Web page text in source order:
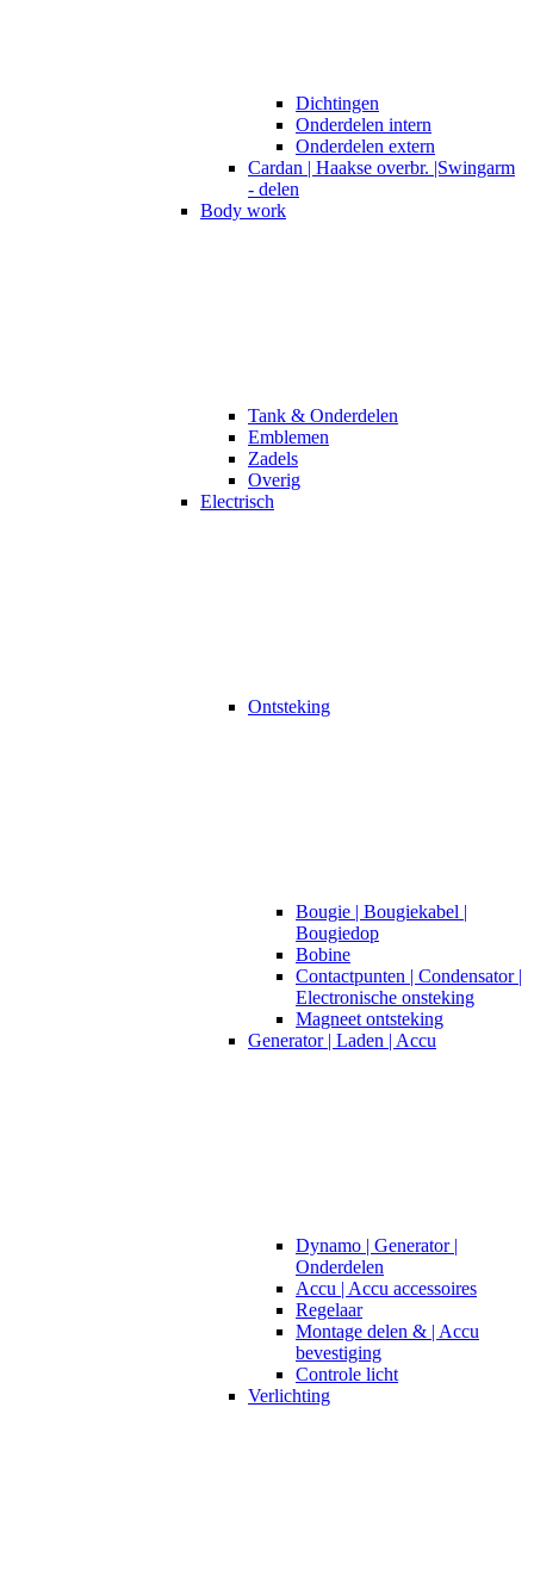
Dichtingen
Onderdelen intern
Onderdelen extern
Cardan | Haakse overbr. |Swingarm
- delen
Body work
Tank & Onderdelen
Emblemen
Zadels
Overig
Electrisch
Ontsteking
Bougie | Bougiekabel |
Bougiedop
Bobine
Contactpunten | Condensator |
Electronische onsteking
Magneet ontsteking
Generator | Laden | Accu
Dynamo | Generator |
Onderdelen
Accu | Accu accessoires
Regelaar
Montage delen & | Accu
bevestiging
Controle licht
Verlichting